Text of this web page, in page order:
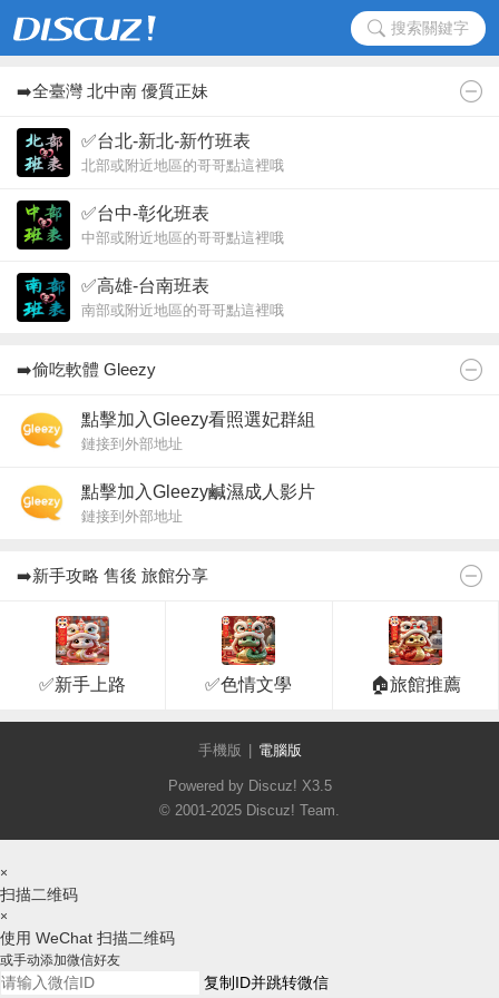
搜索關鍵字
➡️全臺灣 北中南 優質正妹
✅台北-新北-新竹班表
北部或附近地區的哥哥點這裡哦
✅台中-彰化班表
中部或附近地區的哥哥點這裡哦
✅高雄-台南班表
南部或附近地區的哥哥點這裡哦
➡️偷吃軟體 Gleezy
點擊加入Gleezy看照選妃群組
鏈接到外部地址
點擊加入Gleezy鹹濕成人影片
鏈接到外部地址
➡️新手攻略 售後 旅館分享
✅新手上路 ✅色情文學 🏠旅館推薦
手機版 電腦版
Powered by Discuz! X3.5
© 2001-2025 Discuz! Team.
×
扫描二维码
×
使用 WeChat 扫描二维码
或手动添加微信好友
复制ID并跳转微信